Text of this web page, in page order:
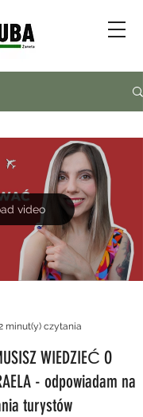
video
minut(y) czytania
WIEDZIEĆ O
- odpowiadam na
turystów